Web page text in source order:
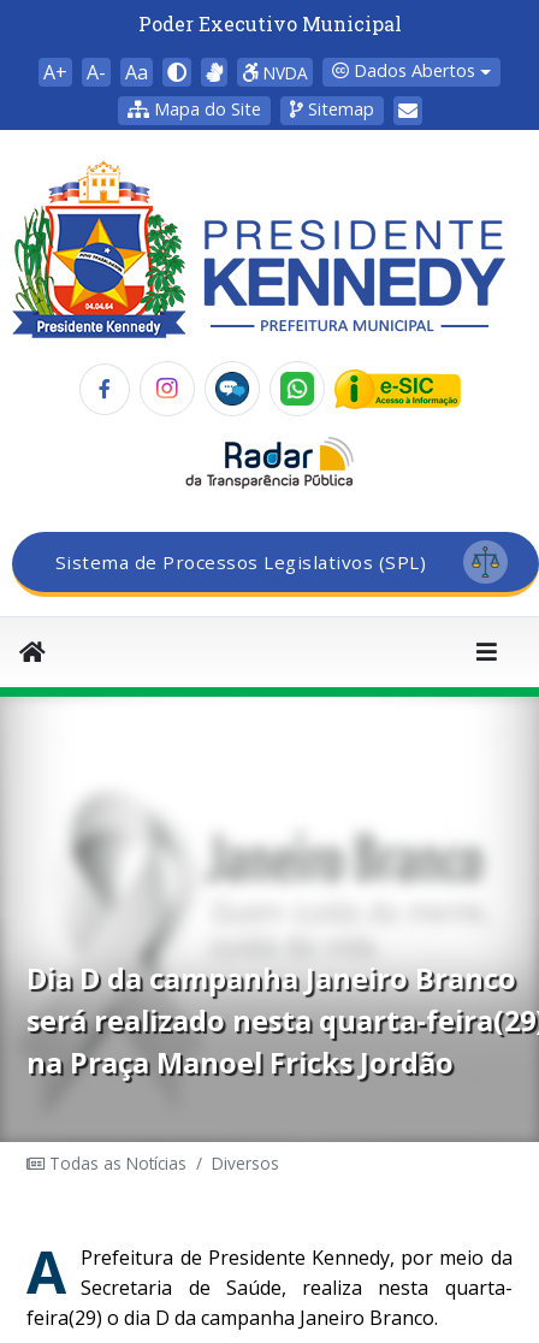
Poder Executivo Municipal
A+ A- Aa NVDA
Dados Abertos
Mapa do Site
Sitemap
Sistema de Processos Legislativos (SPL)
Dia D da campanha Janeiro Branco
será realizado nesta quarta-
na Praça Manoel Fricks Jordão
Todas as Notícias / Diversos
A Prefeitura de Presidente Kennedy, por meio da
Secretaria de Saúde, realiza nesta quarta-
feira(29) o dia D da campanha Janeiro Branco.